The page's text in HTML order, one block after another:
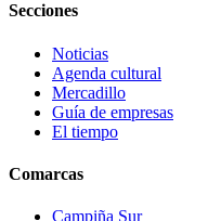
Secciones
Noticias
Agenda cultural
Mercadillo
Guía de empresas
El tiempo
Comarcas
Campiña Sur